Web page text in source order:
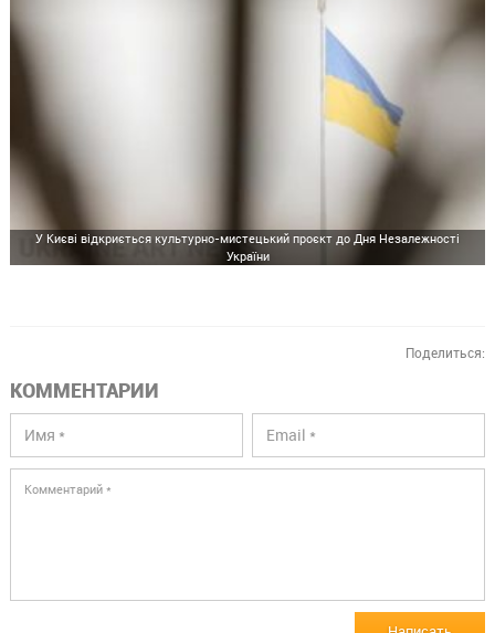
У Києві відкриється культурно-мистецький проєкт до Дня Незалежності
України
Поделиться:
КОММЕНТАРИИ